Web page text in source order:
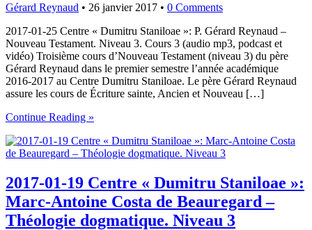
Gérard Reynaud • 26 janvier 2017 • 0 Comments
2017-01-25 Centre « Dumitru Staniloae »: P. Gérard Reynaud –
Nouveau Testament. Niveau 3. Cours 3 (audio mp3, podcast et
vidéo) Troisième cours d’Nouveau Testament (niveau 3) du père
Gérard Reynaud dans le premier semestre l’année académique
2016-2017 au Centre Dumitru Staniloae. Le père Gérard Reynaud
assure les cours de Écriture sainte, Ancien et Nouveau […]
Continue Reading »
2017-01-19 Centre « Dumitru Staniloae »:
Marc-Antoine Costa de Beauregard –
Théologie dogmatique. Niveau 3